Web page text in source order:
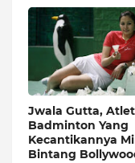
Jwala Gutta, Atlet
Badminton Yang
Kecantikannya
Bintang